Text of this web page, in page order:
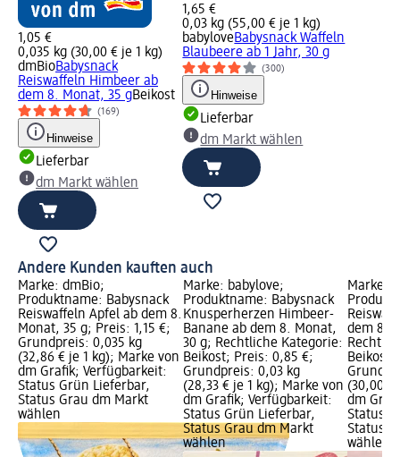
1,05 €
0,035 kg (30,00 € je 1 kg)
dmBioBabysnack
Reiswaffeln Himbeer ab
dem 8. Monat, 35 gBeikost
(169)
Hinweise
Lieferbar
dm Markt wählen
1,65 €
0,03 kg (55,00 € je 1 kg)
babyloveBabysnack Waffeln
Blaubeere ab 1 Jahr, 30 g
(300)
Hinweise
Lieferbar
dm Markt wählen
Andere Kunden kauften auch
Marke: dmBio;
Produktname: Babysnack
Reiswaffeln Apfel ab dem 8.
Monat, 35 g; Preis: 1,15 €;
Grundpreis: 0,035 kg
(32,86 € je 1 kg); Marke von
dm Grafik; Verfügbarkeit:
Status Grün Lieferbar,
Status Grau dm Markt
wählen
Marke: babylove;
Produktname: Babysnack
Knusperherzen Himbeer-
Banane ab dem 8. Monat,
30 g; Rechtliche Kategorie:
Beikost; Preis: 0,85 €;
Grundpreis: 0,03 kg
(28,33 € je 1 kg); Marke von
dm Grafik; Verfügbarkeit:
Status Grün Lieferbar,
Status Grau dm Markt
wählen
Marke:
dem 8.
Beikost;
(30,00 €
dm
Status
Status
wählen